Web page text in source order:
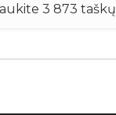
3 873 taškų